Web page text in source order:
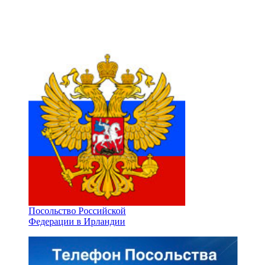
Посольство Российской
Федерации в Ирландии